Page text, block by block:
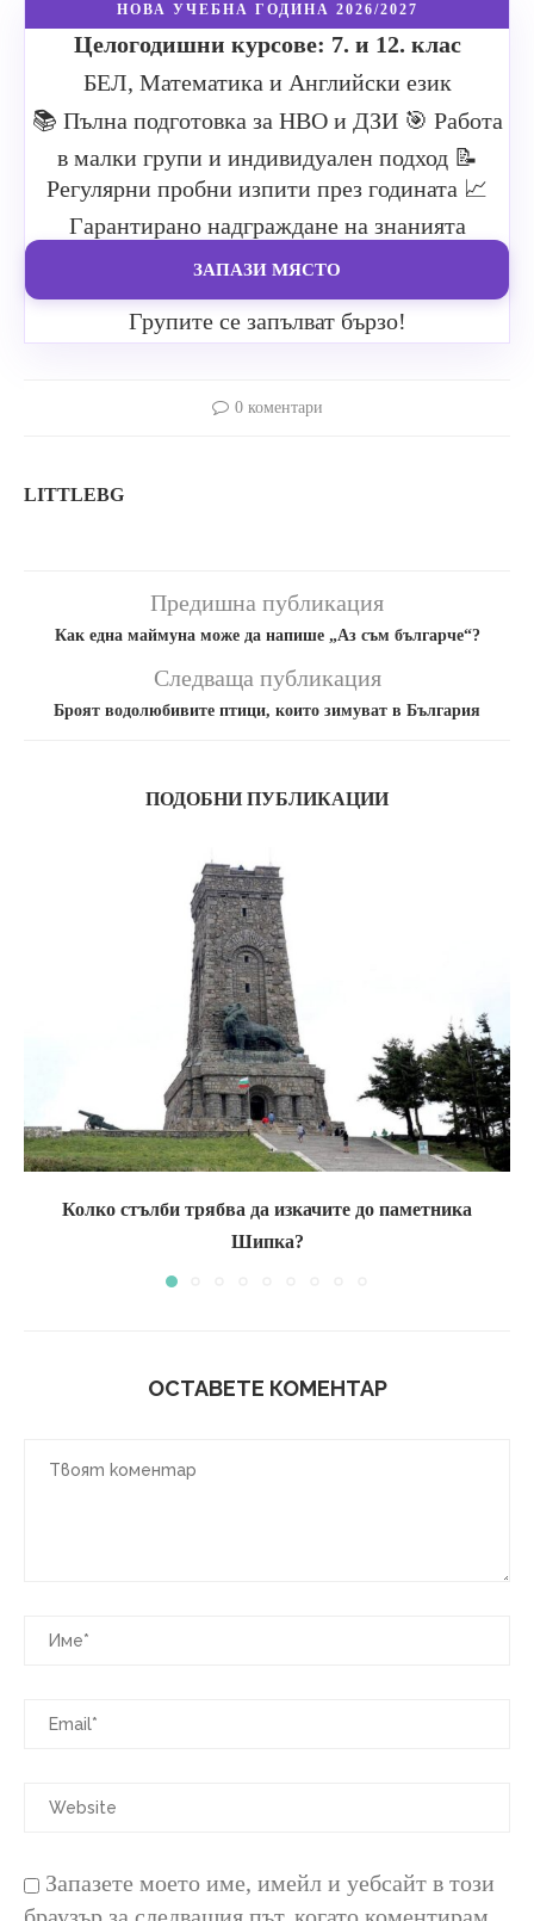
НОВА УЧЕБНА ГОДИНА 2026/2027
Целогодишни курсове: 7. и 12. клас
БЕЛ, Математика и Английски език
📚 Пълна подготовка за НВО и ДЗИ 🎯 Работа
в малки групи и индивидуален подход 📝
Регулярни пробни изпити през годината 📈
Гарантирано надграждане на знанията
ЗАПАЗИ МЯСТО
Групите се запълват бързо!
0 коментари
LITTLEBG
Предишна публикация
Как една маймуна може да напише „Аз съм българче“?
Следваща публикация
Броят водолюбивите птици, които зимуват в България
ПОДОБНИ ПУБЛИКАЦИИ
Колко стълби трябва да изкачите до паметника
Шипка?
ОСТАВЕТЕ КОМЕНТАР
Запазете моето име, имейл и уебсайт в този